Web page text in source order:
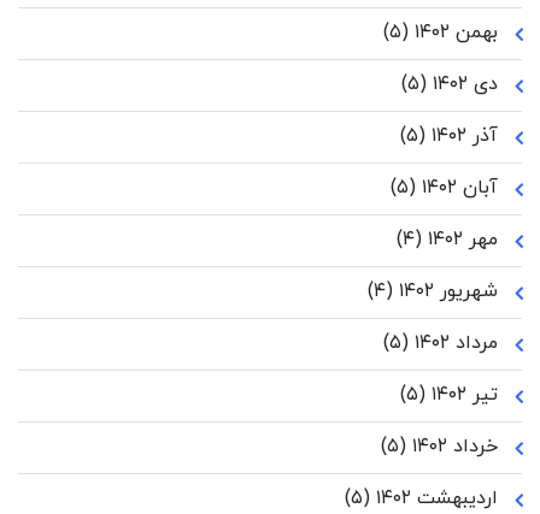
بهمن ۱۴۰۲
(۵)
دی ۱۴۰۲
(۵)
آذر ۱۴۰۲
(۵)
آبان ۱۴۰۲
(۵)
مهر ۱۴۰۲
(۴)
شهریور ۱۴۰۲
(۴)
مرداد ۱۴۰۲
(۵)
تیر ۱۴۰۲
(۵)
خرداد ۱۴۰۲
(۵)
اردیبهشت ۱۴۰۲
(۵)